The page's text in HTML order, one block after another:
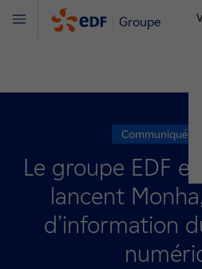
Groupe
Menu
Communiqué de
Le groupe EDF et
lancent
d’information